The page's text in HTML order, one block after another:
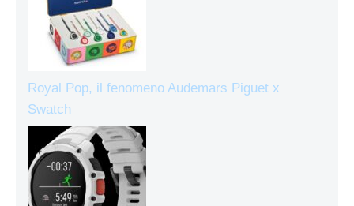
Royal Pop, il fenomeno Audemars Piguet x
Swatch